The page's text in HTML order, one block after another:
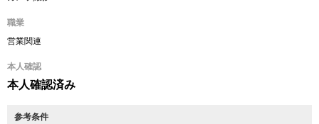
職業
営業関連
本人確認
本人確認済み
参考条件